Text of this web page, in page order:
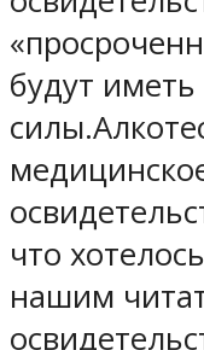
будут
что
нашим